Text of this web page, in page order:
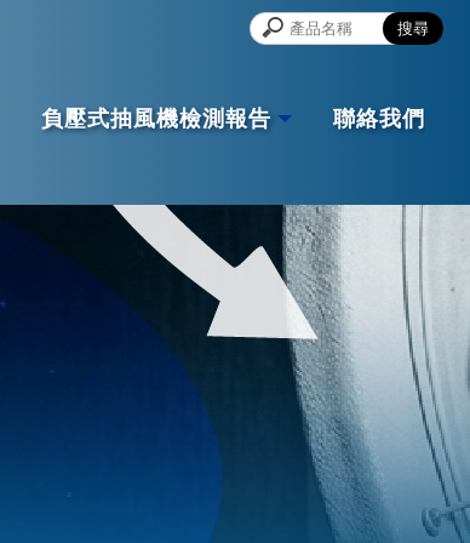
負壓式抽風機檢測報告 聯絡我們